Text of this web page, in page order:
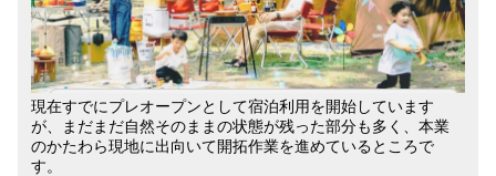
現在すでにプレオープンとして宿泊利用を開始しています
が、まだまだ自然そのままの状態が残った部分も多く、本業
のかたわら現地に出向いて開拓作業を進めているところで
す。